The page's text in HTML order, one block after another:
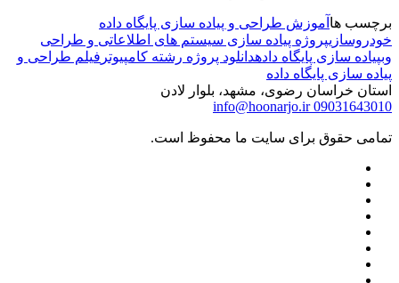
برچسب ها آموزش طراحی و پیاده سازی پایگاه داده
خودروسازیپروژه پیاده سازی سیستم های اطلاعاتی و طراحی
وبپیاده سازی پایگاه دادهدانلود پروژه رشته کامپیوتر فیلم طراحی و
پیاده سازی پایگاه داده
استان خراسان رضوی، مشهد، بلوار لادن
09031643010
info@hoonarjo.ir
تمامی حقوق برای سایت ما محفوظ است.